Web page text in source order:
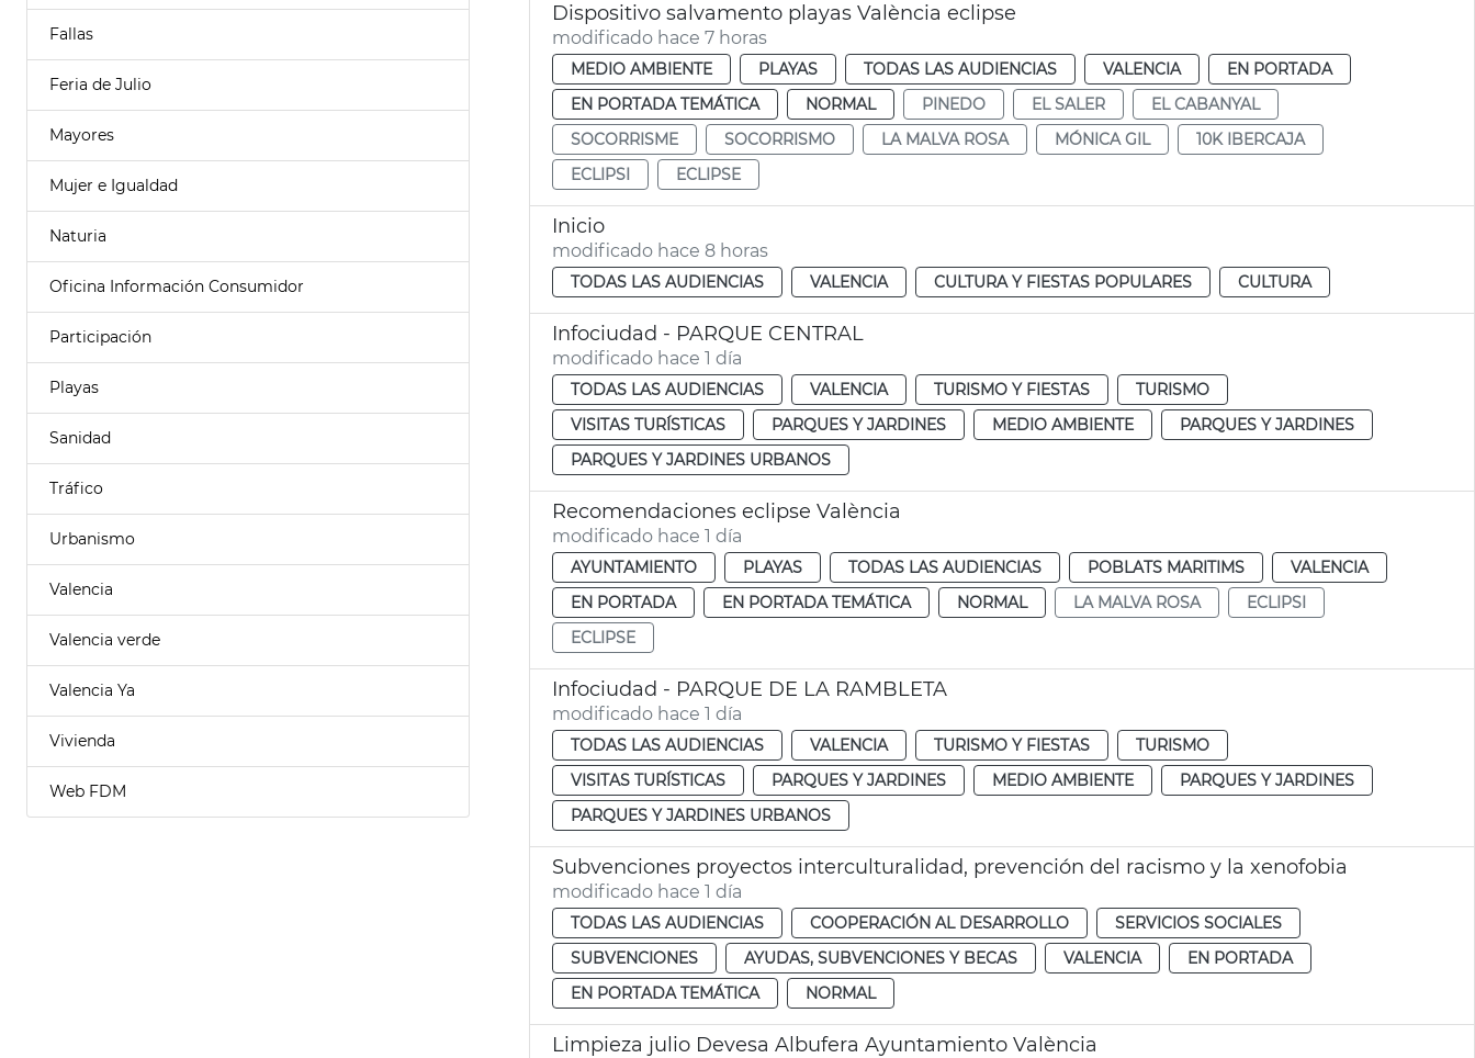
Fallas
Feria de Julio
Mayores
Mujer e Igualdad
Naturia
Oficina Información Consumidor
Participación
Playas
Sanidad
Tráfico
Urbanismo
Valencia
Valencia verde
Valencia Ya
Vivienda
Web FDM
Dispositivo salvamento playas València eclipse
modificado hace 7 horas
MEDIO AMBIENTE PLAYAS TODAS LAS AUDIENCIAS VALENCIA
EN PORTADA
EN PORTADA TEMÁTICA
NORMAL PINEDO EL SALER
EL CABANYAL
SOCORRISME
SOCORRISMO LA MALVA ROSA MÓNICA GIL
10K IBERCAJA
ECLIPSI
ECLIPSE
Inicio
modificado hace 8 horas
TODAS LAS AUDIENCIAS VALENCIA CULTURA Y FIESTAS POPULARES CULTURA
Infociudad - PARQUE CENTRAL
modificado hace 1 día
TODAS LAS AUDIENCIAS VALENCIA TURISMO Y FIESTAS
TURISMO
VISITAS TURÍSTICAS
PARQUES Y JARDINES MEDIO AMBIENTE
PARQUES Y JARDINES
PARQUES Y JARDINES URBANOS
Recomendaciones eclipse València
modificado hace 1 día
AYUNTAMIENTO PLAYAS TODAS LAS AUDIENCIAS POBLATS MARITIMS
VALENCIA
EN PORTADA
EN PORTADA TEMÁTICA NORMAL LA MALVA ROSA
ECLIPSI
ECLIPSE
Infociudad - PARQUE DE LA RAMBLETA
modificado hace 1 día
TODAS LAS AUDIENCIAS VALENCIA TURISMO Y FIESTAS
TURISMO
VISITAS TURÍSTICAS
PARQUES Y JARDINES MEDIO AMBIENTE
PARQUES Y JARDINES
PARQUES Y JARDINES URBANOS
Subvenciones proyectos interculturalidad, prevención del racismo y la xenofobia
modificado hace 1 día
TODAS LAS AUDIENCIAS COOPERACIÓN AL DESARROLLO
SERVICIOS SOCIALES
SUBVENCIONES
AYUDAS, SUBVENCIONES Y BECAS VALENCIA
EN PORTADA
EN PORTADA TEMÁTICA
NORMAL
Limpieza julio Devesa Albufera Ayuntamiento València